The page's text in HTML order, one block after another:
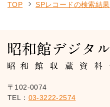
TOP SPレコードの検索結果
〒102-0074
TEL： 03-3222-2574